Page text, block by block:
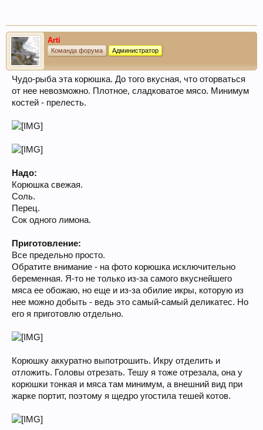
Arti
Команда форума Администратор
Чудо-рыба эта корюшка. До того вкусная, что оторваться
от нее невозможно. Плотное, сладковатое мясо. Минимум
костей - прелесть.
Надо:
Корюшка свежая.
Соль.
Перец.
Сок одного лимона.
Приготовление:
Все предельно просто.
Обратите внимание - на фото корюшка исключительно
беременная. Я-то не только из-за самого вкуснейшего
мяса ее обожаю, но еще и из-за обилие икры, которую из
нее можно добыть - ведь это самый-самый деликатес. Но
его я приготовлю отдельно.
Корюшку аккуратно выпотрошить. Икру отделить и
отложить. Головы отрезать. Тешу я тоже отрезала, она у
корюшки тонкая и мяса там минимум, а внешний вид при
жарке портит, поэтому я щедро угостила тешей котов.